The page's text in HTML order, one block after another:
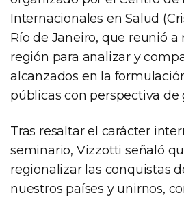
Internacionales en Salud
Río de Janeiro, que reunió a
región para analizar y
alcanzados en la
públicas con perspectiva de
Tras resaltar el carácter
seminario, Vizzotti señaló
regionalizar las conquistas
nuestros países y unirnos,